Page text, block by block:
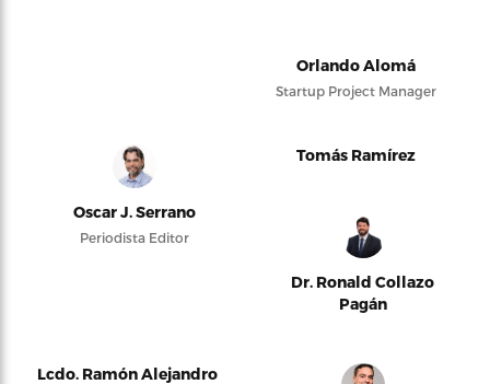
Orlando Alomá
Startup Project Manager
Oscar J. Serrano
Periodista Editor
Tomás Ramírez
Dr. Ronald Collazo
Pagán
Lcdo. Ramón Alejandro